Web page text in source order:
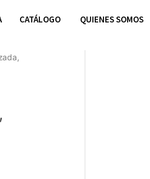
CATÁLOGO QUIENES SOMOS